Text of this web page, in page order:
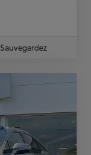
Sauvegardez